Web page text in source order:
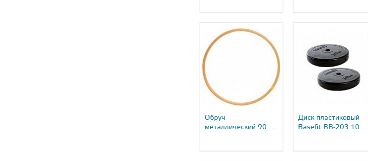
Обруч
металлический 90 см
Диск пластиковый
Basefit BB-203 10 кг